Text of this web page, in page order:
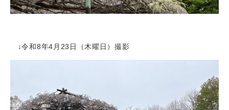
↓令和8年4月23日（木曜日）撮影